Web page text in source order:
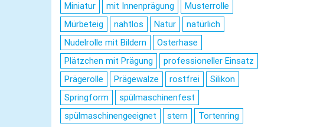
Miniatur
mit Innenprägung
Musterrolle
Mürbeteig
nahtlos Natur
natürlich
Nudelrolle mit Bildern
Osterhase
Plätzchen mit Prägung
professioneller Einsatz
Prägerolle
Prägewalze rostfrei
Silikon
Springform
spülmaschinenfest
spülmaschinengeeignet
stern Tortenring